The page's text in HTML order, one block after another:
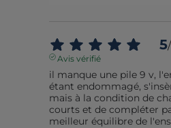
5/
Avis vérifié
il manque une pile 9 v,
étant endommagé,
mais à la condition de
courts et de compléter
meilleur équilibre de